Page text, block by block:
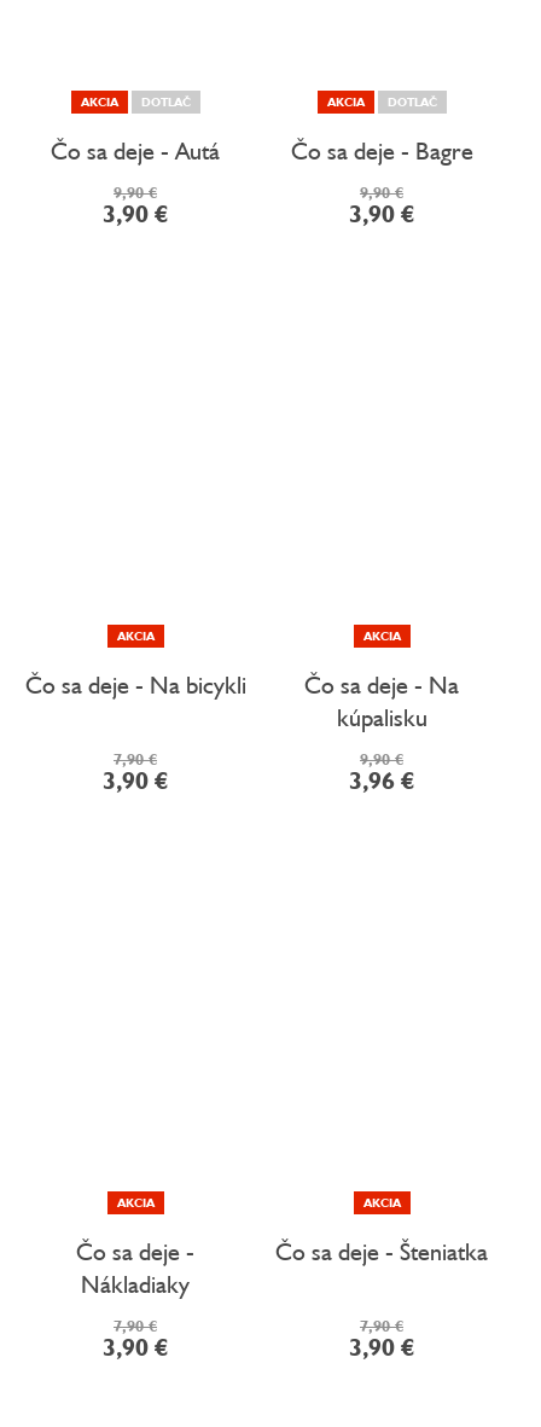
AKCIA DOTLAČ
Čo sa deje - Autá
9,90 €
3,90 €
AKCIA DOTLAČ
Čo sa deje - Bagre
9,90 €
3,90 €
AKCIA
Čo sa deje - Na bicykli
7,90 €
3,90 €
AKCIA
Čo sa deje - Na
kúpalisku
9,90 €
3,96 €
AKCIA
Čo sa deje -
Nákladiaky
7,90 €
3,90 €
AKCIA
Čo sa deje - Šteniatka
7,90 €
3,90 €